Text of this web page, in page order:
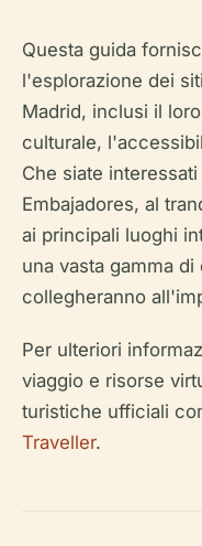
Questa guida
l'esplorazione dei
Madrid, inclusi il
culturale,
Che siate
Embajadores, al
ai principali luoghi
una vasta gamma
collegheranno
Per ulteriori
viaggio e risorse
turistiche ufficiali
Traveller.